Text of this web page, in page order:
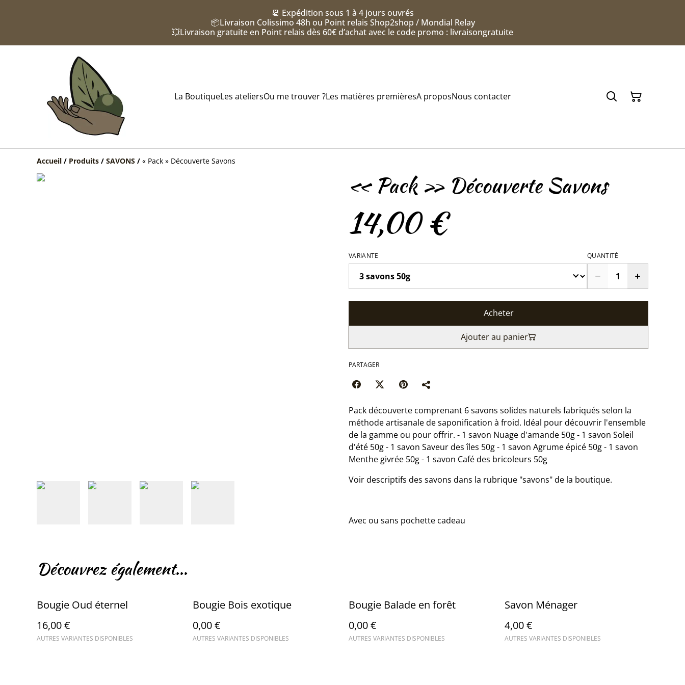
📆 Expédition sous 1 à 4 jours ouvrés
📦Livraison Colissimo 48h ou Point relais Shop2shop / Mondial Relay
💥Livraison gratuite en Point relais dès 60€ d’achat avec le code promo : livraisongratuite
La BoutiqueLes ateliersOu me trouver ?Les matières premièresA proposNous contacter
Accueil / Produits / SAVONS / « Pack » Découverte Savons
« Pack » Découverte Savons
14,00 €
VARIANTE QUANTITÉ
Acheter
Ajouter au panier
PARTAGER
Pack découverte comprenant 6 savons solides naturels fabriqués selon la
méthode artisanale de saponification à froid. Idéal pour découvrir l'ensemble
de la gamme ou pour offrir. - 1 savon Nuage d'amande 50g - 1 savon Soleil
d'été 50g - 1 savon Saveur des îles 50g - 1 savon Agrume épicé 50g - 1 savon
Menthe givrée 50g - 1 savon Café des bricoleurs 50g
Voir descriptifs des savons dans la rubrique "savons" de la boutique.
Avec ou sans pochette cadeau
Découvrez également...
Bougie Oud éternel
16,00 €
AUTRES VARIANTES DISPONIBLES
Bougie Bois exotique
0,00 €
AUTRES VARIANTES DISPONIBLES
Bougie Balade en forêt
0,00 €
AUTRES VARIANTES DISPONIBLES
Savon Ménager
4,00 €
AUTRES VARIANTES DISPONIBLES